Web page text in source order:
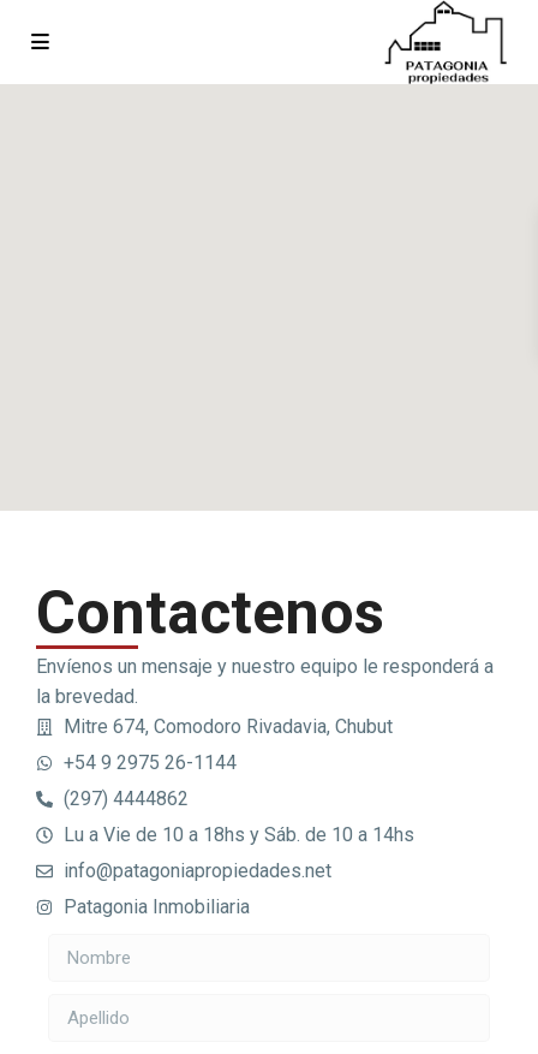
Contactenos
Envíenos un mensaje y nuestro equipo le responderá a
la brevedad.
Mitre 674, Comodoro Rivadavia, Chubut
+54 9 2975 26-1144
(297) 4444862
Lu a Vie de 10 a 18hs y Sáb. de 10 a 14hs
info@patagoniapropiedades.net
Patagonia Inmobiliaria